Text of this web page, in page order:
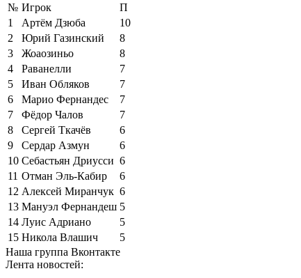
№ Игрок
П
1
Артём Дзюба
10
2
Юрий Газинский
8
3
Жоаозиньо
8
4
Раванелли
7
5
Иван Обляков
7
6
Марио Фернандес
7
7
Фёдор Чалов
7
8
Сергей Ткачёв
6
9
Сердар Азмун
6
10 Себастьян Дриусси 6
11 Отман Эль-Кабир
6
12 Алексей Миранчук 6
13 Мануэл Фернандеш 5
14 Луис Адриано
5
15 Никола Влашич
5
Наша группа Вконтакте
Лента новостей: